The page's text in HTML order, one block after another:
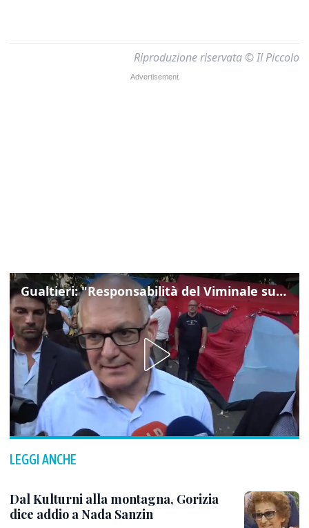
Riproduzione riservata © Il Piccolo
Gualtieri: "Responsabilità del Viminale su Spin Time? La posizione dei partiti è nota"
LEGGI ANCHE
Dal Kulturni alla montagna, Gorizia
dice addio a Nada Sanzin